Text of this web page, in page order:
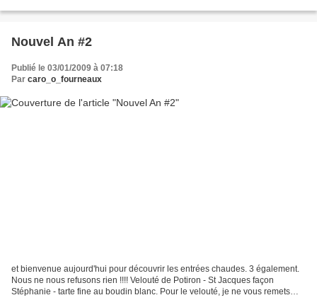
Nouvel An #2
Publié le 03/01/2009 à 07:18
Par caro_o_fourneaux
et bienvenue aujourd'hui pour découvrir les entrées chaudes. 3 également.
Nous ne nous refusons rien !!!! Velouté de Potiron - St Jacques façon
Stéphanie - tarte fine au boudin blanc. Pour le velouté, je ne vous remets